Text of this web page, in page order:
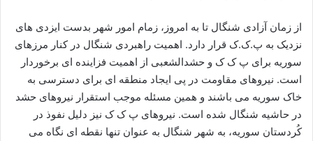
از زمان آزادی شنگال تا به امروز، زمام امور شهر بدست ایزدی های
نزدیک به پ.ک.ک قرار دارد. اهمیت راهبردی شنگال در کنار مرزهای
سوریه برای پ ک ک و حشدالشعبی از اهمیت فزاینده ای برخوردار
است. نیروهای مقاومت در پی ایجاد منطقه ای برای دسترسی به
خاک سوریه می باشند و همین مسئله موجب استقرار نیروهای حشد
در حاشیه شنگال شده است. نیروهای پ ک ک نیز دلیل نفوذ در
کُردستان سوریه، به شهر شنگال به عنوان تنها نقطه ای نگاه می